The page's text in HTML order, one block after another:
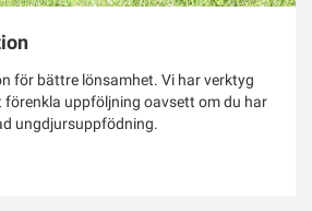
för bättre lönsamhet. Vi har verktyg
uppföljning oavsett om du har
ungdjursuppfödning.